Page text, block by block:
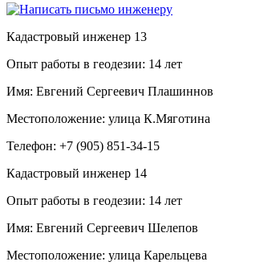
Кадастровый инженер 13
Опыт работы в геодезии: 14 лет
Имя: Евгений Сергеевич Плашиннов
Местоположение: улица К.Мяготина
Телефон: +7 (905) 851-34-15
Кадастровый инженер 14
Опыт работы в геодезии: 14 лет
Имя: Евгений Сергеевич Шелепов
Местоположение: улица Карельцева